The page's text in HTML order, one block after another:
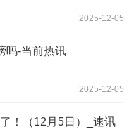
2025-12-05
吗-当前热讯
2025-12-05
！（12月5日）_速讯